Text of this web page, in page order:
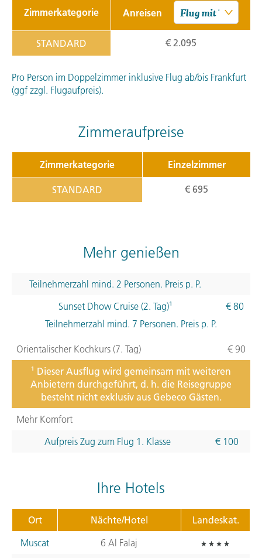
Zimmerkategorie Anreisen
STANDARD € 2.095
Pro Person im Doppelzimmer inklusive Flug ab/bis Frankfurt
(ggf zzgl. Flugaufpreis).
Zimmeraufpreise
Zimmerkategorie Einzelzimmer
STANDARD € 695
Mehr genießen
Teilnehmerzahl mind. 2 Personen. Preis p. P.
Sunset Dhow Cruise (2. Tag)¹
€ 80
Teilnehmerzahl mind. 7 Personen. Preis p. P.
Orientalischer Kochkurs (7. Tag)
€ 90
¹ Dieser Ausflug wird gemeinsam mit weiteren
Anbietern durchgeführt, d. h. die Reisegruppe
besteht nicht exklusiv aus Gebeco Gästen.
Mehr Komfort
Aufpreis Zug zum Flug 1. Klasse
€ 100
Ihre Hotels
Ort Nächte/Hotel
Landeskat.
Muscat
6 Al Falaj